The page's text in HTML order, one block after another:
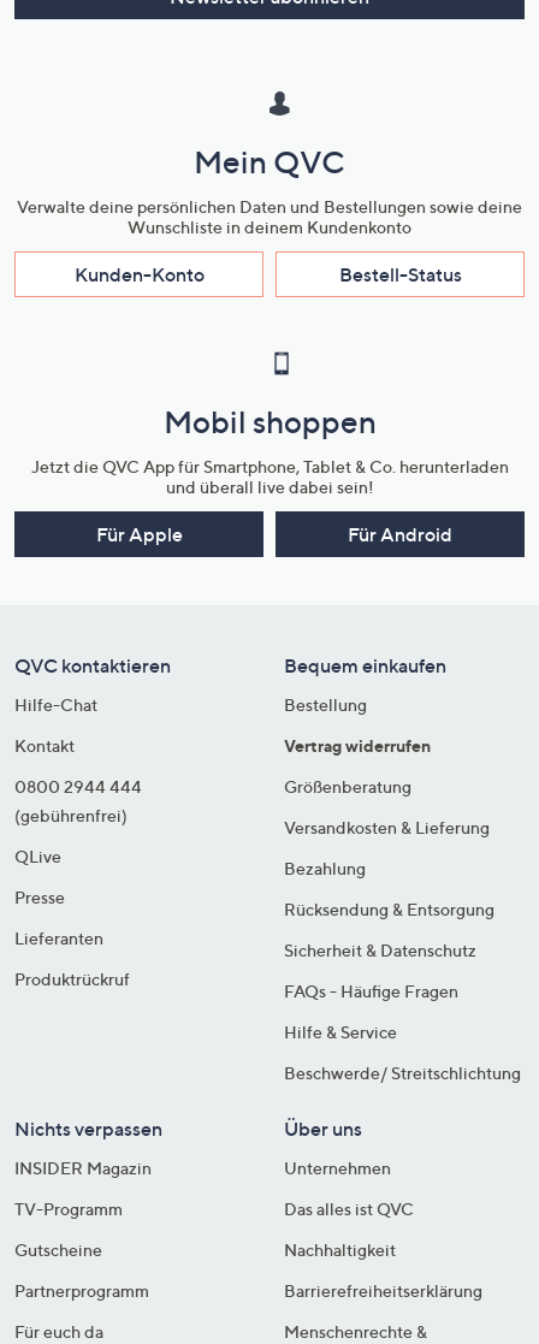
Mein QVC
Verwalte deine persönlichen Daten und Bestellungen sowie deine
Wunschliste in deinem Kundenkonto
Kunden-Konto Bestell-Status
Mobil shoppen
Jetzt die QVC App für Smartphone, Tablet & Co. herunterladen
und überall live dabei sein!
Für Apple Für Android
QVC kontaktieren
Hilfe-Chat
Kontakt
0800 2944 444
(gebührenfrei)
QLive
Presse
Lieferanten
Produktrückruf
Bequem einkaufen
Bestellung
Vertrag widerrufen
Größenberatung
Versandkosten & Lieferung
Bezahlung
Rücksendung & Entsorgung
Sicherheit & Datenschutz
FAQs - Häufige Fragen
Hilfe & Service
Beschwerde/ Streitschlichtung
Nichts verpassen
INSIDER Magazin
TV-Programm
Gutscheine
Partnerprogramm
Für euch da
Über uns
Unternehmen
Das alles ist QVC
Nachhaltigkeit
Barrierefreiheitserklärung
Menschenrechte &